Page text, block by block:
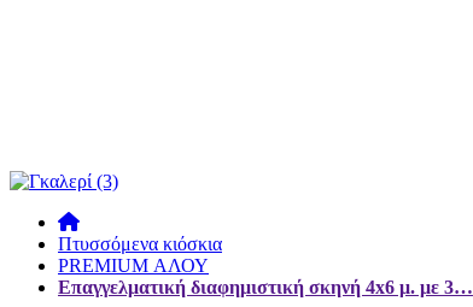
Πτυσσόμενα κιόσκια
PREMIUM ΑΛΟΥ
Επαγγελματική διαφημιστική σκηνή 4x6 μ. με 3…